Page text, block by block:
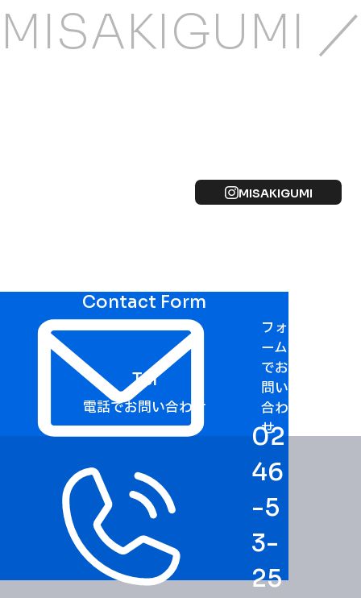
MISAKIGUMI
MISAKIGUMI
Contact Form
フォ
ーム
でお
問い
合わ
せ
Tel
電話でお問い合わせ
02
46
-5
3-
25